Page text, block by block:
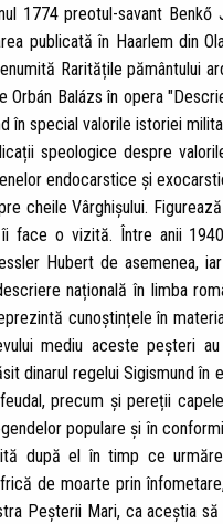
1774 preotul-savant
publicată în Haarlem din
Raritățile pământului
Balázs în opera
în special valorile istoriei
speologice despre
endocarstice și
cheile Vârghișului.
face o vizită. Între anii
Hubert de asemenea,
națională în limba
cunoștințele în
mediu aceste peșteri
dinarul regelui Sigismund
precum și pereții
populare și în
după el în timp ce
de moarte prin
Peșterii Mari, ca aceștia